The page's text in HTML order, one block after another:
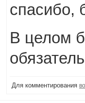
спасибо,
В целом
Для комментирования